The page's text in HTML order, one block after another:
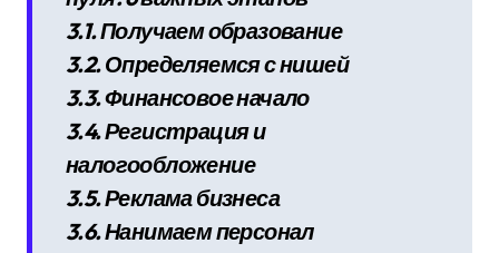
3.1. Получаем образование
3.2. Определяемся с нишей
3.3. Финансовое начало
3.4. Регистрация и
налогообложение
3.5. Реклама бизнеса
3.6. Нанимаем персонал